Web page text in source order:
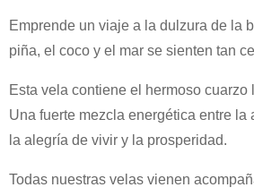
Emprende un viaje a la dulzura de la
piña, el coco y el mar se sienten tan
Esta vela contiene el hermoso cuarzo
Una fuerte mezcla energética entre la
la alegría de vivir y la prosperidad.
Todas nuestras velas vienen